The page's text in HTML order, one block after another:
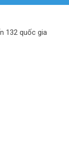
132 quốc gia